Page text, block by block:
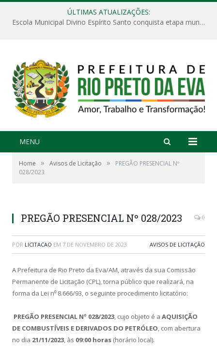
ÚLTIMAS ATUALIZAÇÕES:
Escola Municipal Divino Espírito Santo conquista etapa municipal da V Feira Amazonense de Matemática
MENU
Home » Avisos de Licitação »
PREGÃO PRESENCIAL Nº
028/2023
PREGÃO PRESENCIAL Nº 028/2023 0
POR LICITACAO EM 7 DE NOVEMBRO DE 2023 AVISOS DE LICITAÇÃO
A Prefeitura de Rio Preto da Eva/AM, através da sua Comissão
Permanente de Licitação (CPL), torna público que realizará, na
forma da Lei n⁰ 8.666/93, o seguinte procedimento licitatório:
PREGÃO PRESENCIAL Nº 028/2023, cujo objeto é a AQUISIÇÃO
DE COMBUSTÍVEIS E DERIVADOS DO PETRÓLEO, com abertura
no dia 21/11/2023, às 09:00 horas (horário local).